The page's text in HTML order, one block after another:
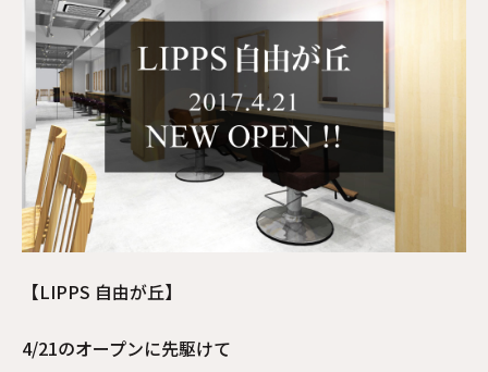
【LIPPS 自由が丘】
4/21のオープンに先駆けて